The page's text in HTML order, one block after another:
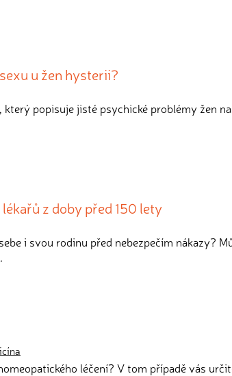
u žen hysterii?
popisuje jisté psychické problémy žen na
z doby před 150 lety
i svou rodinu před nebezpečím nákazy?
léčení? V tom případě vás